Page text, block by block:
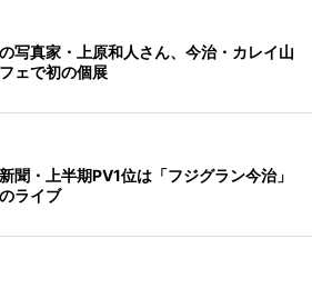
写真家・上原和人さん、今治・カレイ山
ェで初の個展
聞・上半期PV1位は「フジグラン今治」
ライブ